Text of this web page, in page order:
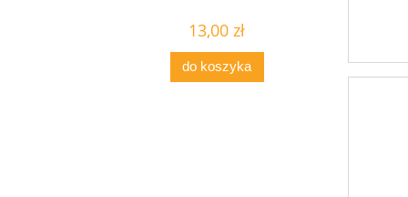
13,00 zł
do koszyka